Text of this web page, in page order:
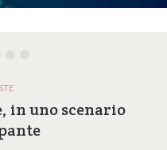
in uno scenario